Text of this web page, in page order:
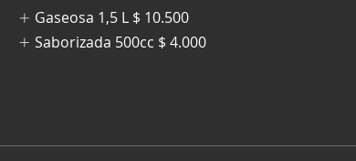
Gaseosa 1,5 L $ 10.500
Saborizada 500cc $ 4.000